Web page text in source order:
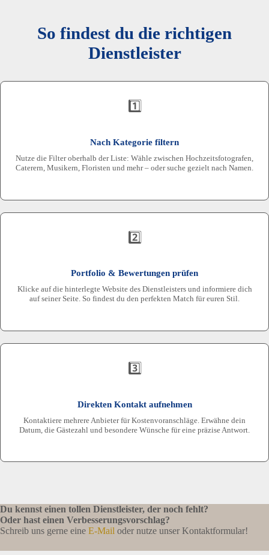
So findest du die richtigen
Dienstleister
1️⃣
Nach Kategorie filtern
Nutze die Filter oberhalb der Liste: Wähle zwischen Hochzeitsfotografen,
Caterern, Musikern, Floristen und mehr – oder suche gezielt nach Namen.
2️⃣
Portfolio & Bewertungen prüfen
Klicke auf die hinterlegte Website des Dienstleisters und informiere dich
auf seiner Seite. So findest du den perfekten Match für euren Stil.
3️⃣
Direkten Kontakt aufnehmen
Kontaktiere mehrere Anbieter für Kostenvoranschläge. Erwähne dein
Datum, die Gästezahl und besondere Wünsche für eine präzise Antwort.
Du kennst einen tollen Dienstleister, der noch fehlt?
Oder hast einen Verbesserungsvorschlag?
Schreib uns gerne eine E-Mail oder nutze unser Kontaktformular!